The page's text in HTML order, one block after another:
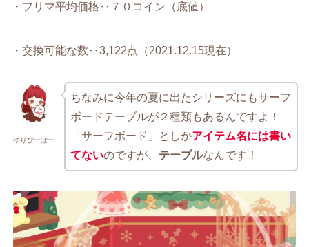
・フリマ平均価格‥７０コイン（底値）
・交換可能な数‥3,122点（2021.12.15現在）
ゆりぴーぽー
ちなみに今年の夏に出たシリーズにもサーフ
ボードテーブルが２種類もあるんですよ！
「サーフボード」としかアイテム名には書い
てないのですが、 テーブルなんです！